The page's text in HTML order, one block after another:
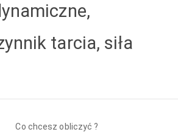
tarcia, siła
Co chcesz obliczyć ?